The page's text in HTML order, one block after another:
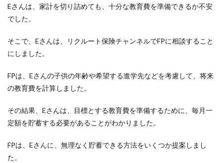
Eさんは、家計を切り詰めても、十分な教育費を準備できるか不安
でした。
そこで、Eさんは、リクルート保険チャンネルでFPに相談すること
にしました。
FPは、Eさんの子供の年齢や希望する進学先などを考慮して、将来
の教育費を計算しました。
その結果、Eさんは、目標とする教育費を準備するために、毎月一
定額を貯蓄する必要があることがわかりました。
FPは、Eさんに、無理なく貯蓄できる方法をいくつか提案しまし
た。